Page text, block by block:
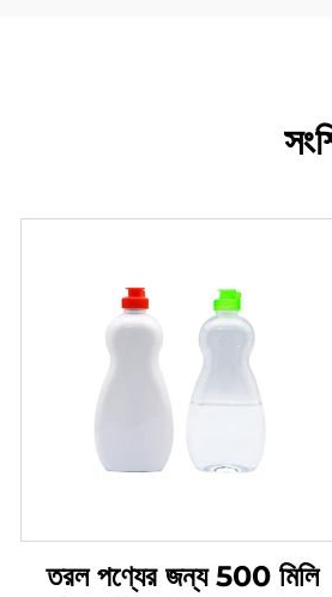
তরল পণ্যের জন্য 500 মিলি